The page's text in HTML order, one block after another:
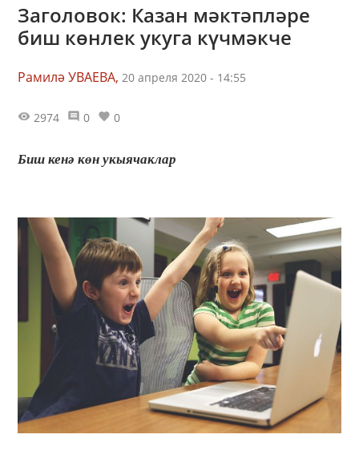
Заголовок: Казан мәктәпләре
биш көнлек укуга күчмәкче
Рамилә УВАЕВА, 20 апреля 2020 - 14:55
2974 0 0
Биш кенә көн укыячаклар